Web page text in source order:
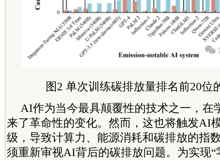
图2 单次训练碳排放量排名前20位
AI作为当今最具颠覆性的技术之一，在
来了革命性的变化。然而，这也将触发AI
级，导致计算力、能源消耗和碳排放的指
须重新审视AI背后的碳排放问题。为实现